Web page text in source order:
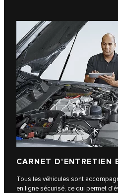
CARNET D'ENTRETIEN
Tous les véhicules sont
en ligne sécurisé, ce qui permet